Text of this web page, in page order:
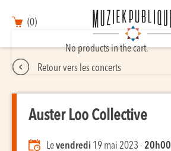
(0)
No products in the cart.
Retour vers les concerts
Auster Loo Collective
Levendredi 19 mai 2023 -20h00